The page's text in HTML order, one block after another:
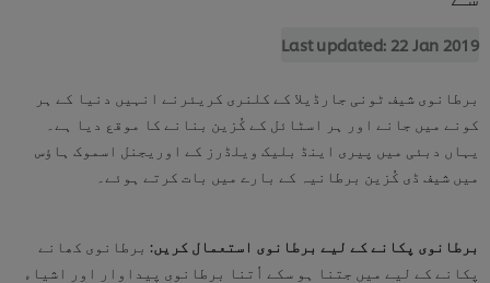
Last updated: 22 Jan 2019
برطانوی شیف ٹونی جارڈیلا کے کلنری کریئرنے انہیں دنیا کے ہر
کونے میں جانے اور ہر اسٹائل کے کُزین بنانے کا موقع دیا ہے۔
یہاں دبئی میں پیری اینڈ بلیک ویلڈرز کے اوریجنل اسموک ہاؤس
میں شیف ڈی کُزین برطانیہ کے بارے میں بات کرتے ہوئے۔
برطانوی پکانے کے لیے برطانوی استعمال کریں : برطانوی کھانے
پکانے کے لیے میں جتنا ہو سکے اُتنا برطانوی پیداوار اور اشیاء